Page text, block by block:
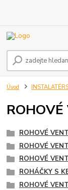
Úvod
ROHOVÉ
ROHOVÉ
ROHOVÉ
ROHÁČKY S
ROHOVÉ